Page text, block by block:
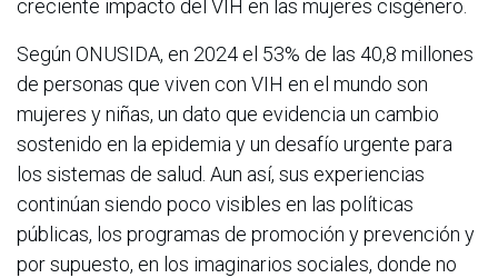
creciente impacto del VIH en las mujeres cisgénero.
Según ONUSIDA, en 2024 el 53% de las 40,8 millones
de personas que viven con VIH en el mundo son
mujeres y niñas, un dato que evidencia un cambio
sostenido en la epidemia y un desafío urgente para
los sistemas de salud. Aun así, sus experiencias
continúan siendo poco visibles en las políticas
públicas, los programas de promoción y prevención y
por supuesto, en los imaginarios sociales, donde no